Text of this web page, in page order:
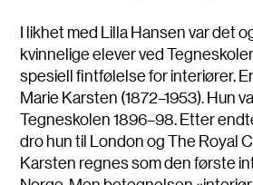
I likhet med Lilla Hansen var det
kvinnelige elever ved
spesiell fintfølelse for interiører.
Marie Karsten (1872–1953). Hun
Tegneskolen 1896–98. Etter
dro hun til London og The Royal
Karsten regnes som den første